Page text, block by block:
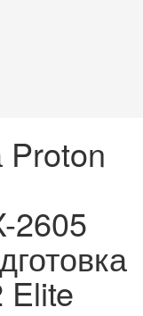
Proton
2605
Elite